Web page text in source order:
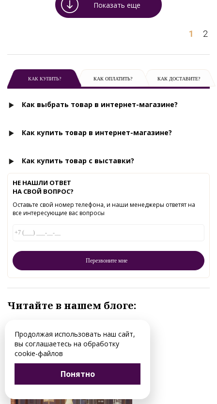
Показать еще
1 2
КАК КУПИТЬ? КАК ОПЛАТИТЬ? КАК ДОСТАВИТЕ?
Как выбрать товар в интернет-магазине?
Как купить товар в интернет-магазине?
Как купить товар с выставки?
НЕ НАШЛИ ОТВЕТ
НА СВОЙ ВОПРОС?
Оставьте свой номер телефона, и наши менеджеры ответят на
все интересующие вас вопросы
Читайте в нашем блоге:
Продолжая использовать наш сайт,
вы соглашаетесь на обработку
cookie-файлов
Понятно